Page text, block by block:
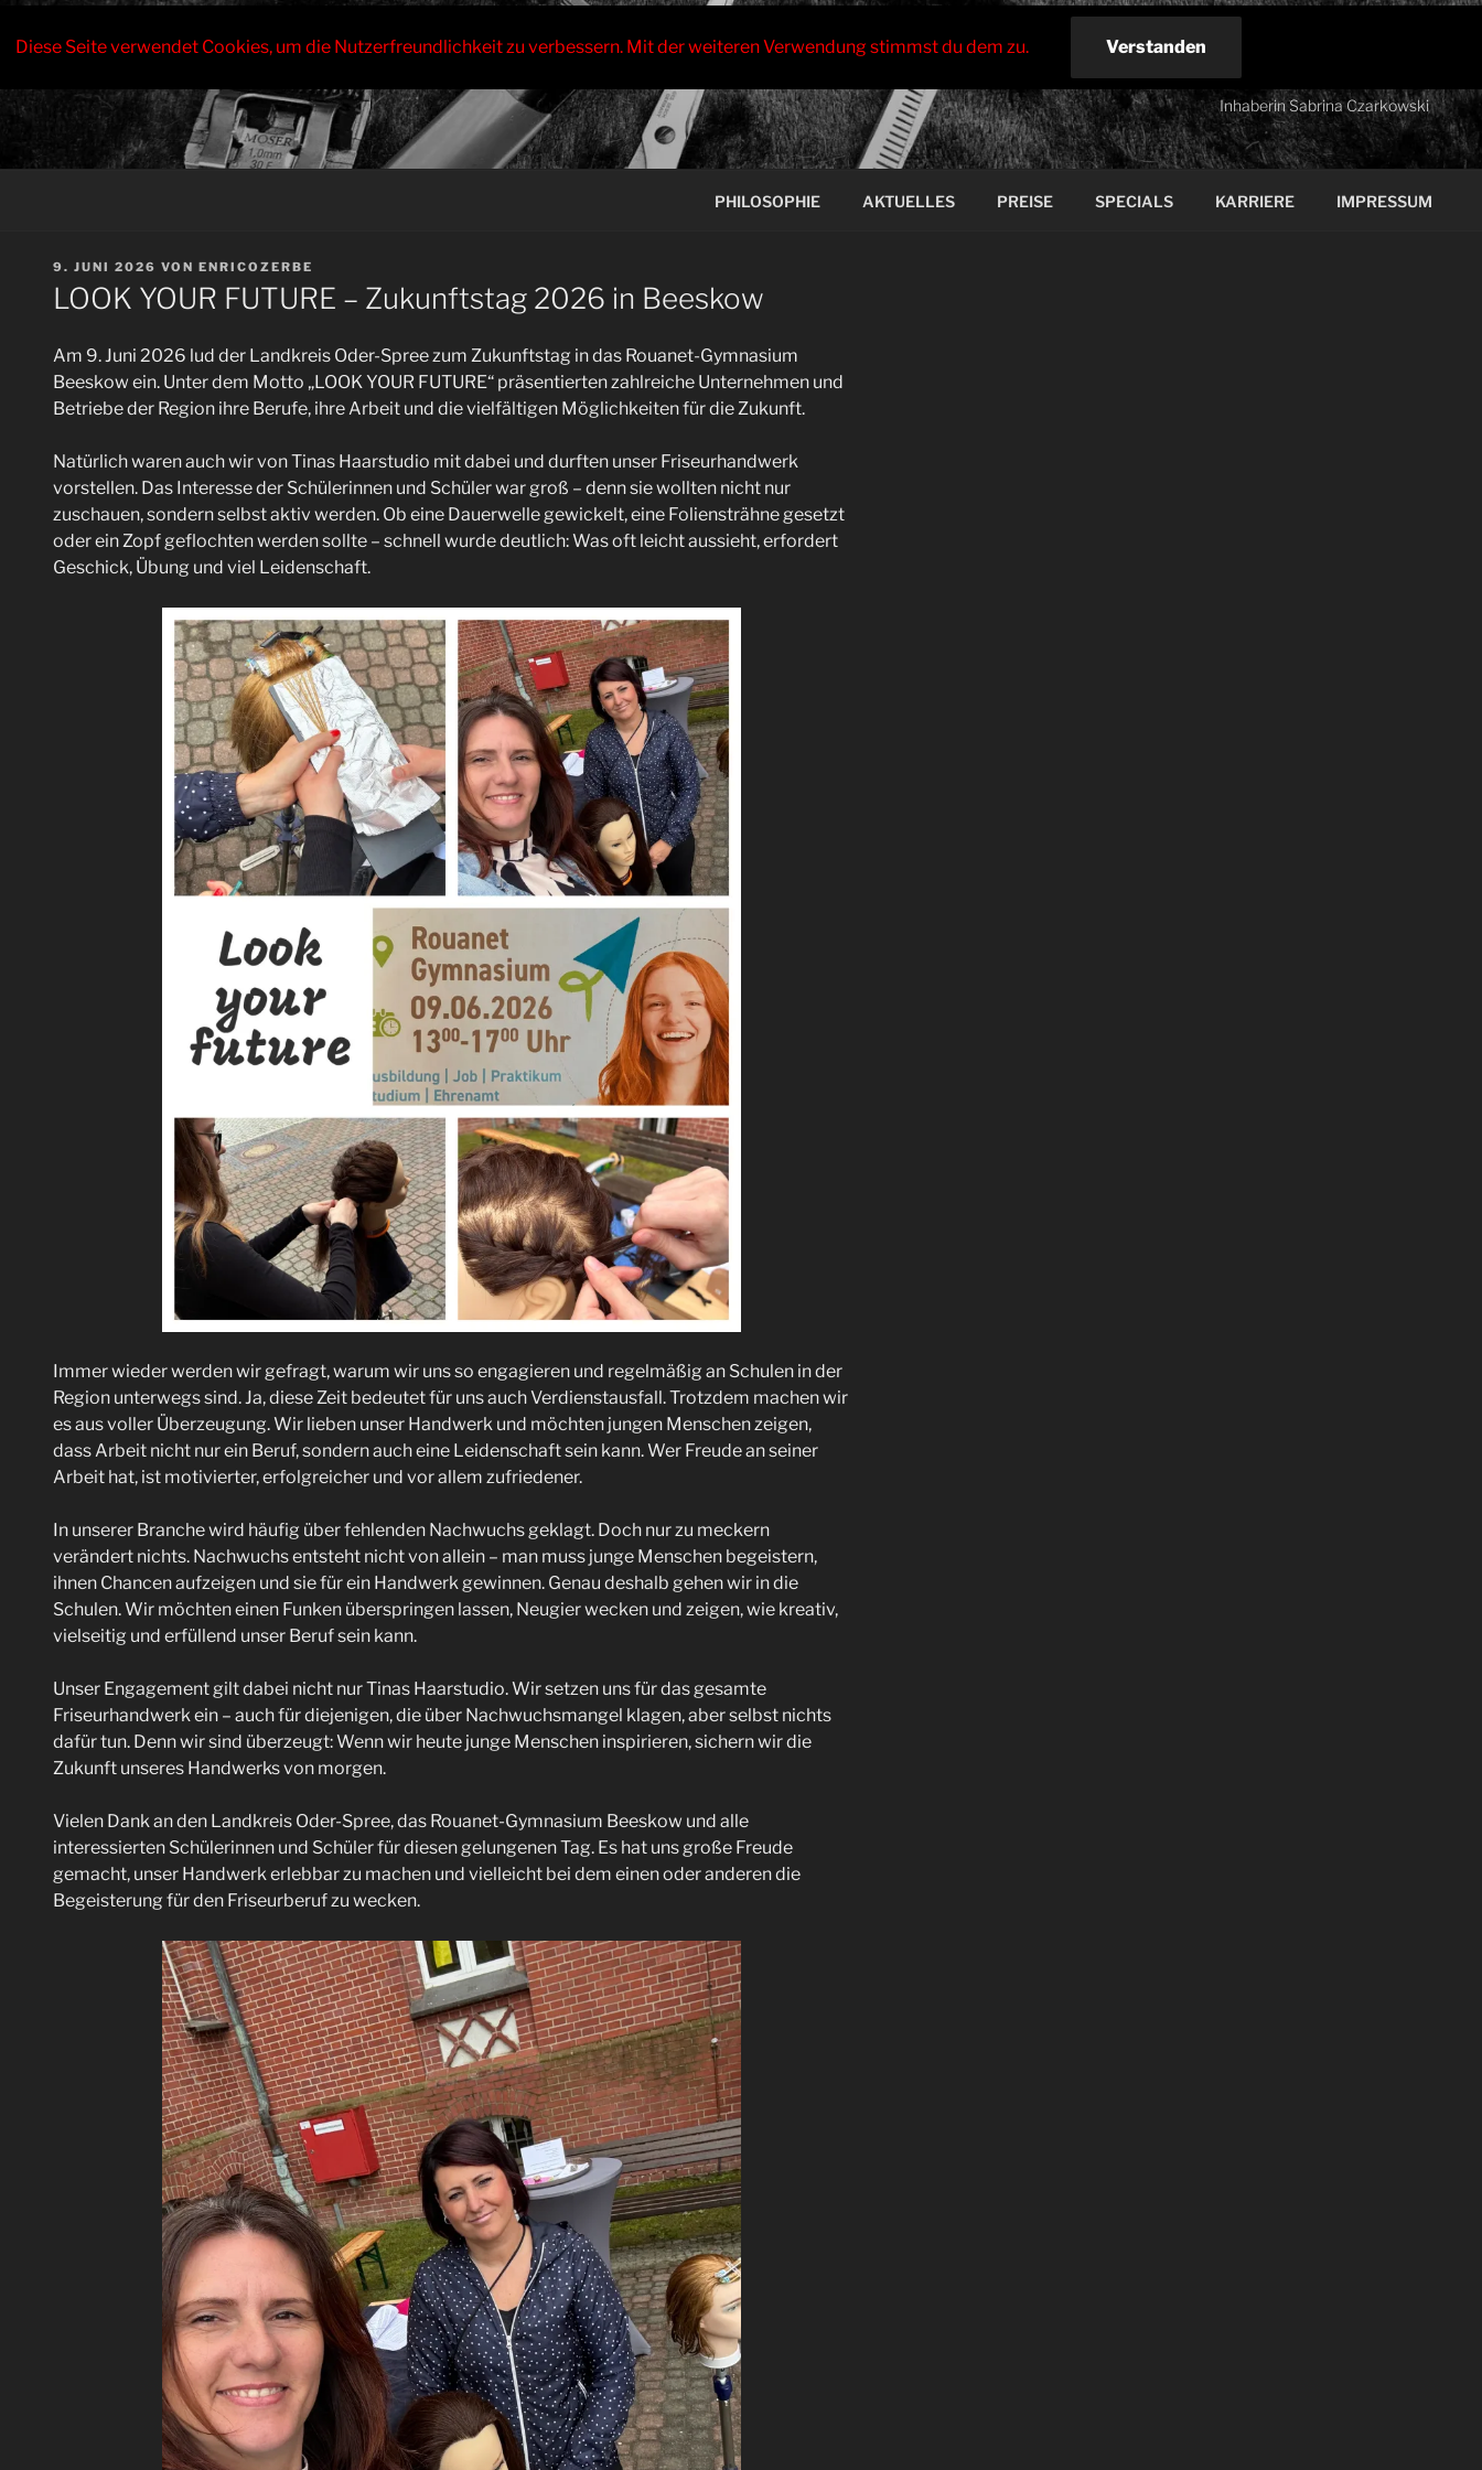
Zum
Inhalt
Tinas Haarstudio
Inhaberin Sabrina Czarkowski
PHILOSOPHIE AKTUELLES PREISE SPECIALS KARRIERE IMPRESSUM
VERÖFFENTLICHT
AM
9. JUNI 2026 VON ENRICOZERBE
LOOK YOUR FUTURE – Zukunftstag 2026 in Beeskow
Am 9. Juni 2026 lud der Landkreis Oder-Spree zum Zukunftstag in das Rouanet-Gymnasium
Beeskow ein. Unter dem Motto „LOOK YOUR FUTURE“ präsentierten zahlreiche Unternehmen und
Betriebe der Region ihre Berufe, ihre Arbeit und die vielfältigen Möglichkeiten für die Zukunft.
Natürlich waren auch wir von Tinas Haarstudio mit dabei und durften unser Friseurhandwerk
vorstellen. Das Interesse der Schülerinnen und Schüler war groß – denn sie wollten nicht nur
zuschauen, sondern selbst aktiv werden. Ob eine Dauerwelle gewickelt, eine Foliensträhne gesetzt
oder ein Zopf geflochten werden sollte – schnell wurde deutlich: Was oft leicht aussieht, erfordert
Geschick, Übung und viel Leidenschaft.
Immer wieder werden wir gefragt, warum wir uns so engagieren und regelmäßig an Schulen in der
Region unterwegs sind. Ja, diese Zeit bedeutet für uns auch Verdienstausfall. Trotzdem machen wir
es aus voller Überzeugung. Wir lieben unser Handwerk und möchten jungen Menschen zeigen,
dass Arbeit nicht nur ein Beruf, sondern auch eine Leidenschaft sein kann. Wer Freude an seiner
Arbeit hat, ist motivierter, erfolgreicher und vor allem zufriedener.
In unserer Branche wird häufig über fehlenden Nachwuchs geklagt. Doch nur zu meckern
verändert nichts. Nachwuchs entsteht nicht von allein – man muss junge Menschen begeistern,
ihnen Chancen aufzeigen und sie für ein Handwerk gewinnen. Genau deshalb gehen wir in die
Schulen. Wir möchten einen Funken überspringen lassen, Neugier wecken und zeigen, wie kreativ,
vielseitig und erfüllend unser Beruf sein kann.
Unser Engagement gilt dabei nicht nur Tinas Haarstudio. Wir setzen uns für das gesamte
Friseurhandwerk ein – auch für diejenigen, die über Nachwuchsmangel klagen, aber selbst nichts
dafür tun. Denn wir sind überzeugt: Wenn wir heute junge Menschen inspirieren, sichern wir die
Zukunft unseres Handwerks von morgen.
Vielen Dank an den Landkreis Oder-Spree, das Rouanet-Gymnasium Beeskow und alle
interessierten Schülerinnen und Schüler für diesen gelungenen Tag. Es hat uns große Freude
gemacht, unser Handwerk erlebbar zu machen und vielleicht bei dem einen oder anderen die
Begeisterung für den Friseurberuf zu wecken.
Diese Seite verwendet Cookies, um die Nutzerfreundlichkeit zu verbessern. Mit der weiteren Verwendung stimmst du dem zu. Verstanden